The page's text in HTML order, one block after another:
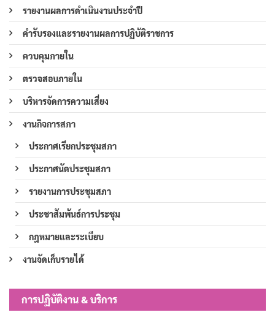
รายงานผลการดำเนินงานประจำปี
คำรับรองและรายงานผลการปฏิบัติราชการ
ควบคุมภายใน
ตรวจสอบภายใน
บริหารจัดการความเสี่ยง
งานกิจการสภา
ประกาศเรียกประชุมสภา
ประกาศนัดประชุมสภา
รายงานการประชุมสภา
ประชาสัมพันธ์การประชุม
กฎหมายและระเบียบ
งานจัดเก็บรายได้
การปฏิบัติงาน & บริการ